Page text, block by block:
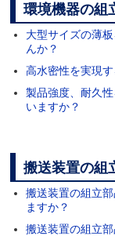
環境機器の組
大型サイズの薄
んか？
高水密性を実現
製品強度、耐久
いますか？
搬送装置の組
搬送装置の組立
ますか？
搬送装置の組立